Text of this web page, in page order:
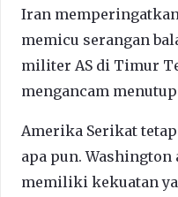
Iran
memicu serangan
militer AS di Timur
mengancam
Amerika Serikat
apa pun.
memiliki kekuatan